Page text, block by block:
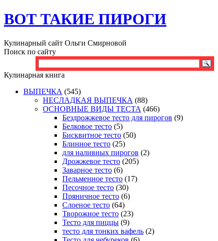
ВОТ ТАКИЕ ПИРОГИ
Кулинарный сайт Ольги Смирновой
Поиск по сайту
Кулинарная книга
ВЫПЕЧКА (545)
НЕСЛАДКАЯ ВЫПЕЧКА (88)
ОСНОВНЫЕ ВИДЫ ТЕСТА (466)
Бездрожжевое тесто для пирогов (9)
Белковое тесто (5)
Бисквитное тесто (50)
Блинное тесто (25)
для наливных пирогов (2)
Дрожжевое тесто (205)
Заварное тесто (6)
Пельменное тесто (17)
Песочное тесто (30)
Пряничное тесто (6)
Слоеное тесто (64)
Творожное тесто (23)
Тесто для пиццы (9)
тесто для тонких вафель (2)